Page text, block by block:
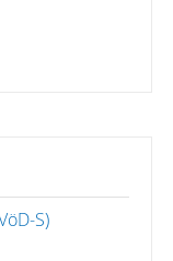
S)